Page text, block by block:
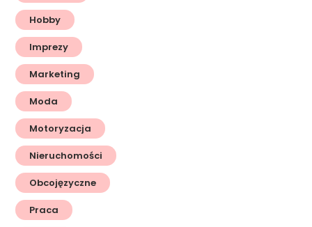
Hobby
Imprezy
Marketing
Moda
Motoryzacja
Nieruchomości
Obcojęzyczne
Praca